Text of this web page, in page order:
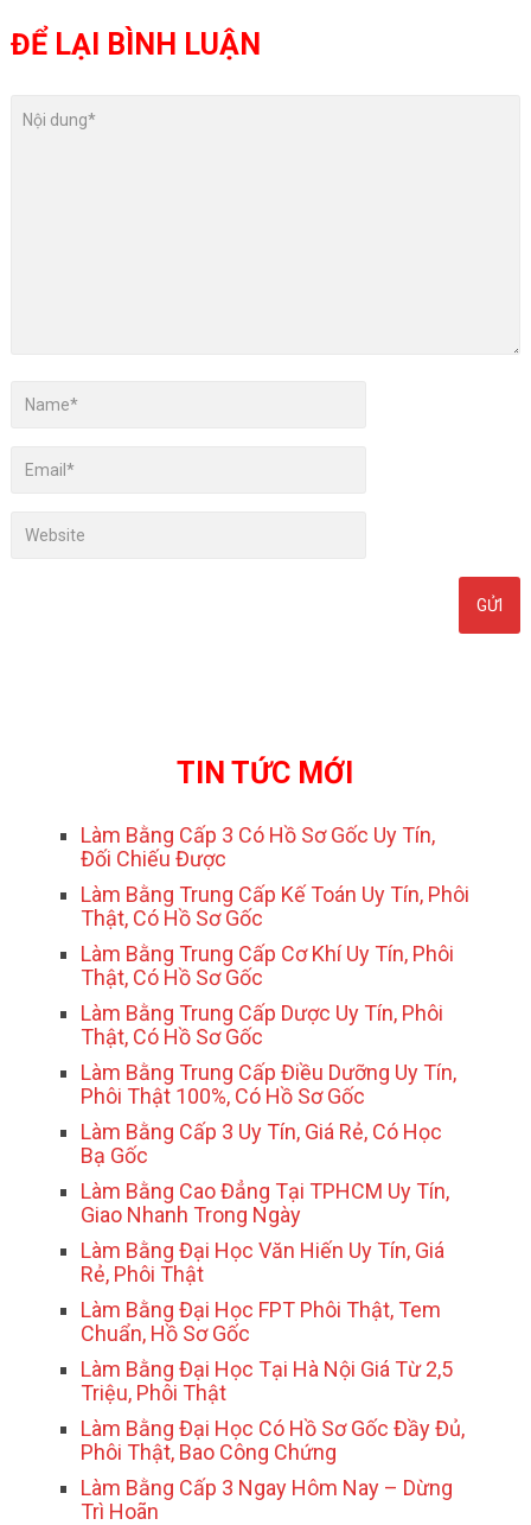
ĐỂ LẠI BÌNH LUẬN
TIN TỨC MỚI
Làm Bằng Cấp 3 Có Hồ Sơ Gốc Uy Tín,
Đối Chiếu Được
Làm Bằng Trung Cấp Kế Toán Uy Tín, Phôi
Thật, Có Hồ Sơ Gốc
Làm Bằng Trung Cấp Cơ Khí Uy Tín, Phôi
Thật, Có Hồ Sơ Gốc
Làm Bằng Trung Cấp Dược Uy Tín, Phôi
Thật, Có Hồ Sơ Gốc
Làm Bằng Trung Cấp Điều Dưỡng Uy Tín,
Phôi Thật 100%, Có Hồ Sơ Gốc
Làm Bằng Cấp 3 Uy Tín, Giá Rẻ, Có Học
Bạ Gốc
Làm Bằng Cao Đẳng Tại TPHCM Uy Tín,
Giao Nhanh Trong Ngày
Làm Bằng Đại Học Văn Hiến Uy Tín, Giá
Rẻ, Phôi Thật
Làm Bằng Đại Học FPT Phôi Thật, Tem
Chuẩn, Hồ Sơ Gốc
Làm Bằng Đại Học Tại Hà Nội Giá Từ 2,5
Triệu, Phôi Thật
Làm Bằng Đại Học Có Hồ Sơ Gốc Đầy Đủ,
Phôi Thật, Bao Công Chứng
Làm Bằng Cấp 3 Ngay Hôm Nay – Dừng
Trì Hoãn